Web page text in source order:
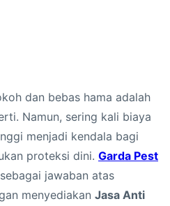
dan bebas hama adalah
Namun, sering kali biaya
menjadi kendala bagi
proteksi dini. Garda Pest
jawaban atas
menyediakan Jasa Anti